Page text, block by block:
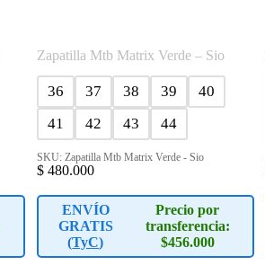
Zapatilla Mtb Matrix Verde – Sio
36 37 38 39
40
41
42 43 44
SKU: Zapatilla Mtb Matrix Verde - Sio
$ 480.000
ENVÍO
GRATIS
(TyC)
Precio por
transferencia:
$456.000